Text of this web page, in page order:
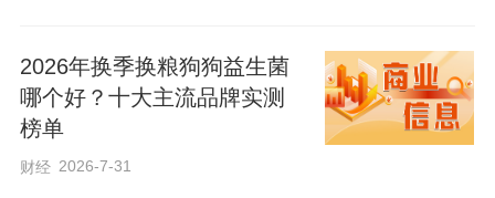
的感谢。
2026年换季换粮狗狗益生菌
哪个好？十大主流品牌实测
榜单
财经 2026-7-31